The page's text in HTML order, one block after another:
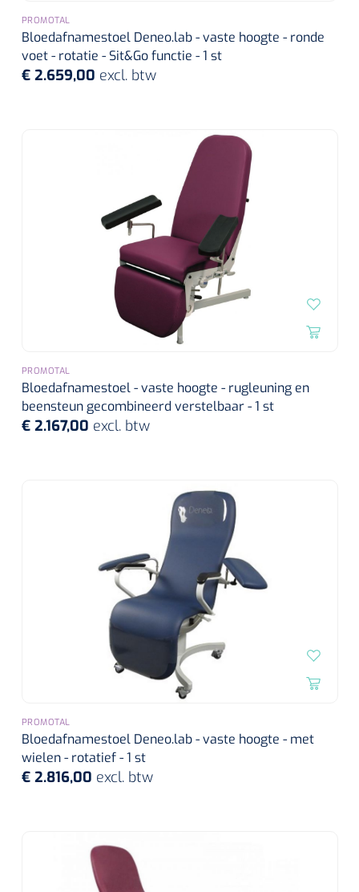
PROMOTAL
Bloedafnamestoel Deneo.lab - vaste hoogte - ronde
voet - rotatie - Sit&Go functie - 1 st
€ 2.659,00 excl. btw
PROMOTAL
Bloedafnamestoel - vaste hoogte - rugleuning en
beensteun gecombineerd verstelbaar - 1 st
€ 2.167,00 excl. btw
PROMOTAL
Bloedafnamestoel Deneo.lab - vaste hoogte - met
wielen - rotatief - 1 st
€ 2.816,00 excl. btw